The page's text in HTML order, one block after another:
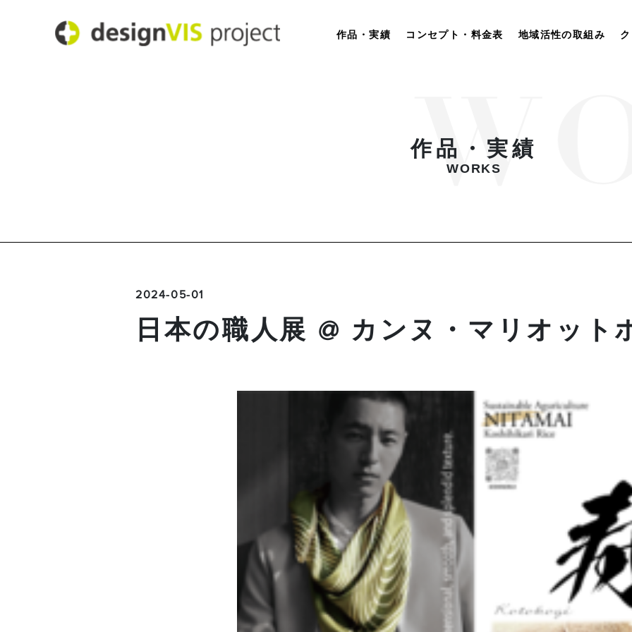
作品・実績 コンセプト・料金表 地域活性の取組み
作品・実績
WORKS
2024-05-01
日本の職人展 @ カンヌ・マリオット